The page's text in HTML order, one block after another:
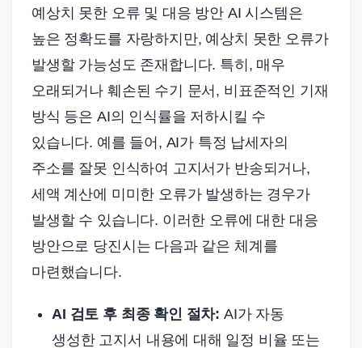
예상치 못한 오류 및 대응 방안 AI 시스템은
높은 정확도를 자랑하지만, 예상치 못한 오류가
발생할 가능성도 존재합니다. 특히, 매우
오래되거나 훼손된 수기 문서, 비표준적인 기재
방식 등은 AI의 인식률을 저하시킬 수
있습니다. 예를 들어, AI가 특정 납세자의
주소를 잘못 인식하여 고지서가 반송되거나,
세액 계산에 미미한 오류가 발생하는 경우가
발생할 수 있습니다. 이러한 오류에 대한 대응
방안으로 당진시는 다음과 같은 체계를
마련했습니다.
AI 검토 후 최종 확인 절차: AI가 자동
생성한 고지서 내용에 대해 일정 비율 또는